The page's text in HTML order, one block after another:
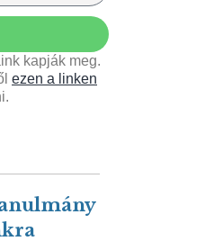
kapják meg.
ezen a linken